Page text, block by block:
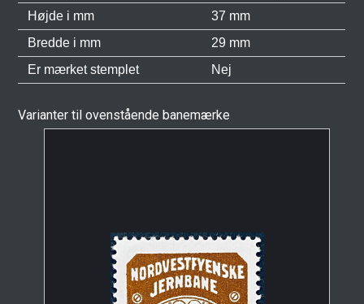
Højde i mm
37 mm
Bredde i mm
29 mm
Er mærket stemplet
Nej
Varianter til ovenstående banemærke